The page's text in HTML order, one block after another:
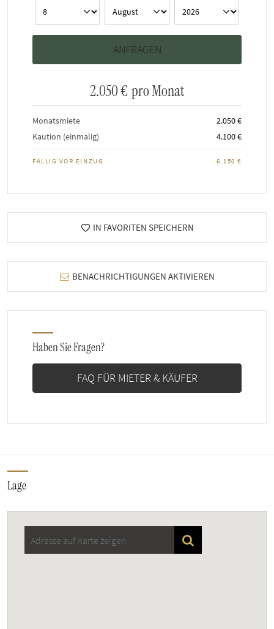
2.050 € pro Monat
Monatsmiete
2.050 €
Kaution (einmalig)
4.100 €
FÄLLIG VOR EINZUG 6.150 €
IN FAVORITEN SPEICHERN
BENACHRICHTIGUNGEN AKTIVIEREN
Haben Sie Fragen?
FAQ FÜR MIETER & KÄUFER
Lage